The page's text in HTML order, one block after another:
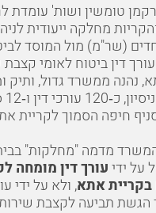
טומשין ושות' עומדת
מחלקה ייעודית
(שר"מ) מול המוסד
עורך דין ביטוח לאומי
, נהנה ממשרד גדול, ותיק
חיפה הסמוך לקריית
מדמה "מחלקות"
על ידיעורך דין מומחה
בקריית אתא, ולא על ידי
הגשת תביעה לקצבת